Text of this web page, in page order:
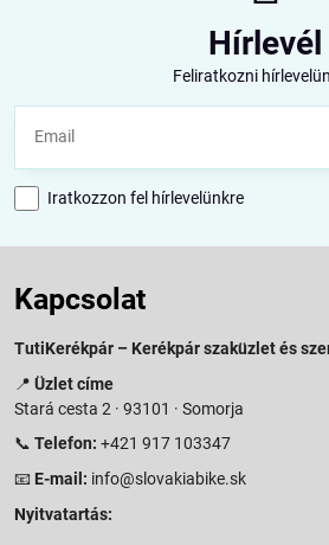
Hírlevél
Feliratkozni
Iratkozzon fel hírlevelünkre
Kapcsolat
TutiKerékpár – Kerékpár szaküzlet és
📍 Üzlet címe
Stará cesta 2 · 93101 · Somorja
📞 Telefon: +421 917 103347
📧 E-mail: info@slovakiabike.sk
Nyitvatartás: